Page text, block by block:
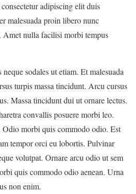
adipiscing elit duis
malesuada proin libero nunc
Amet nulla facilisi morbi tempus
sodales ut etiam. Et malesuada
turpis massa tincidunt. Arcu cursus
Massa tincidunt dui ut ornare lectus.
convallis posuere morbi leo.
Odio morbi quis commodo odio. Est
tempor orci eu lobortis. Pulvinar
volutpat. Ornare arcu odio ut sem
quis commodo odio aenean. Urna
non enim.